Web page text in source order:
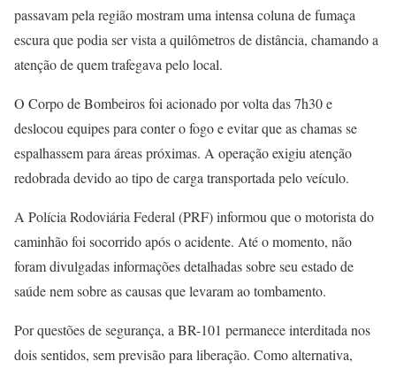
passavam pela região mostram uma intensa coluna de fumaça
escura que podia ser vista a quilômetros de distância, chamando a
atenção de quem trafegava pelo local.
O Corpo de Bombeiros foi acionado por volta das 7h30 e
deslocou equipes para conter o fogo e evitar que as chamas se
espalhassem para áreas próximas. A operação exigiu atenção
redobrada devido ao tipo de carga transportada pelo veículo.
A Polícia Rodoviária Federal (PRF) informou que o motorista do
caminhão foi socorrido após o acidente. Até o momento, não
foram divulgadas informações detalhadas sobre seu estado de
saúde nem sobre as causas que levaram ao tombamento.
Por questões de segurança, a BR-101 permanece interditada nos
dois sentidos, sem previsão para liberação. Como alternativa,